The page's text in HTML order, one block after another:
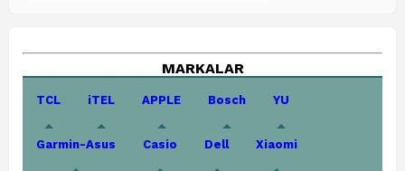
MARKALAR
TCL iTEL APPLE Bosch YU
Garmin-Asus Casio Dell Xiaomi